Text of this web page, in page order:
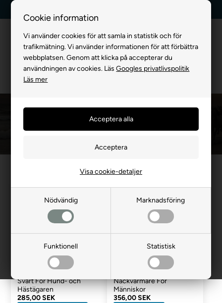
Cookie information
Vi använder cookies för att samla in statistik och för
trafikmätning. Vi använder informationen för att förbättra
webbplatsen. Genom att klicka på accepterar du
användningen av cookies. LäsGoogles privatlivspolitik
Läs mer
Nödvändig Marknadsföring
Funktionell Statistisk
Visa cookie-detaljer
Hästens Ryttare
Framsida»FÖR HÄST»Hästens Ryttare
Svart För Hund- och
Hästägaren
285,00 SEK
Nackvärmare För
Människor
356,00 SEK